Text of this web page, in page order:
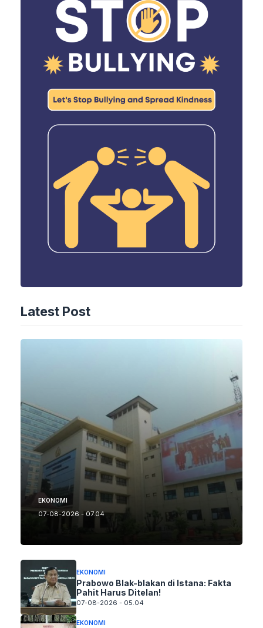
Latest Post
EKONOMI
07-08-2026 - 07.04
EKONOMI
Prabowo Blak-blakan di Istana: Fakta
Pahit Harus Ditelan!
07-08-2026 - 05.04
EKONOMI